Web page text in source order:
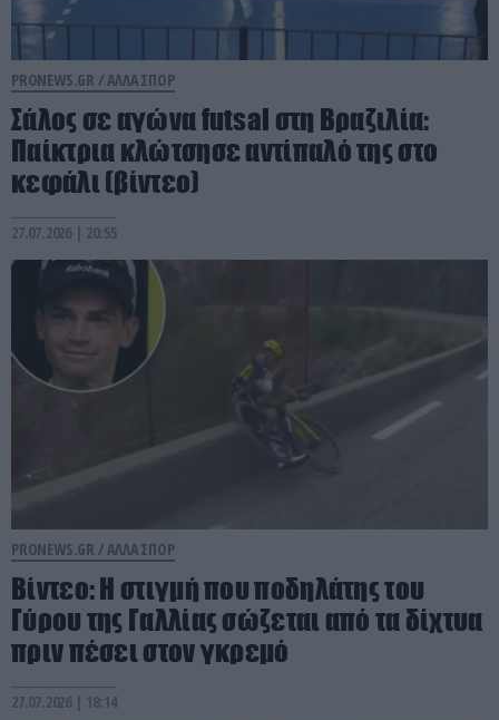
PRONEWS.GR /ΑΛΛΑ ΣΠΟΡ
Σάλος σε αγώνα futsal στη Βραζιλία:
Παίκτρια κλώτσησε αντίπαλό της στο
κεφάλι (βίντεο)
27.07.2026 | 20:55
PRONEWS.GR /ΑΛΛΑ ΣΠΟΡ
Βίντεο: Η στιγμή που ποδηλάτης του
Γύρου της Γαλλίας σώζεται από τα δίχτυα
πριν πέσει στον γκρεμό
27.07.2026 | 18:14